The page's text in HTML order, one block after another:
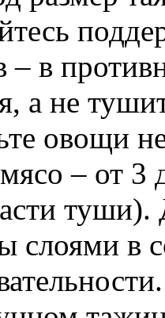
– в
а не
овощи
– от 3
туши).
слоями в